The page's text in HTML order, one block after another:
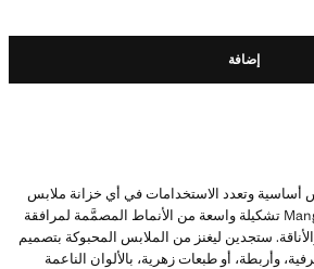
إضافة
أساسية وتعدد الاستخدامات في أي خزانة ملابس
أطفال. تقدّم مجموعة Mango Kids تشكيلة واسعة من الأنماط المصمَّمة لمرافقة
ستجدين ليغنز من الملابس المحبوكة بتصميم
وأربطة، أو طبعات زهرية، بالألوان الناعمة